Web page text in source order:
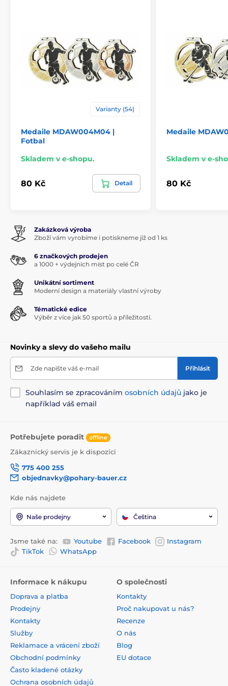
Varianty (54)
Medaile MDAW004M04 |
Fotbal
Skladem v e-shopu.
80 Kč Detail
Medaile
Skladem v e-
80 Kč
Zakázková výroba
Zboží vám vyrobíme i potiskneme již od 1 ks
6 značkových prodejen
a 1000 + výdejních míst po celé ČR
Unikátní sortiment
Moderní design a materiály vlastní výroby
Tématické edice
Výběr z více jak 50 sportů a příležitostí.
Novinky a slevy do vašeho mailu
Zde napište váš e-mail Přihlásit
Souhlasím se zpracováním osobních údajů jako je
například váš email
Potřebujete poradit offline
Zákaznický servis je k dispozici
775 400 255
objednavky@pohary-bauer.cz
Kde nás najdete
Naše prodejny Čeština
Jsme také na: Youtube Facebook
Instagram
TikTok
WhatsApp
Informace k nákupu
Doprava a platba
Prodejny
Kontakty
Služby
Reklamace a vrácení zboží
Obchodní podmínky
Často kladené otázky
Ochrana osobních údajů
O společnosti
Kontakty
Proč nakupovat u nás?
Recenze
O nás
Blog
EU dotace